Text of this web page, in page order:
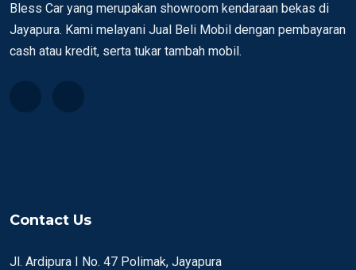
Bless Car yang merupakan showroom kendaraan bekas di
Jayapura. Kami melayani Jual Beli Mobil dengan pembayaran
cash atau kredit, serta tukar tambah mobil.
Contact Us
Jl. Ardipura I No. 47 Polimak, Jayapura